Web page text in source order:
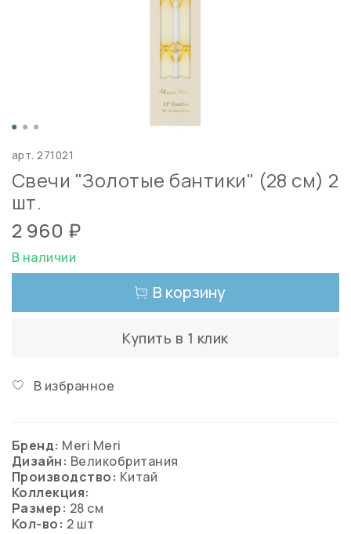
арт.271021
Свечи "Золотые бантики" (28 см) 2
шт.
2 960 ₽
В наличии
В корзину
Купить в 1 клик
В избранное
Бренд: Meri Meri
Дизайн: Великобритания
Производство: Китай
Коллекция:
Размер: 28 см
Кол-во: 2 шт